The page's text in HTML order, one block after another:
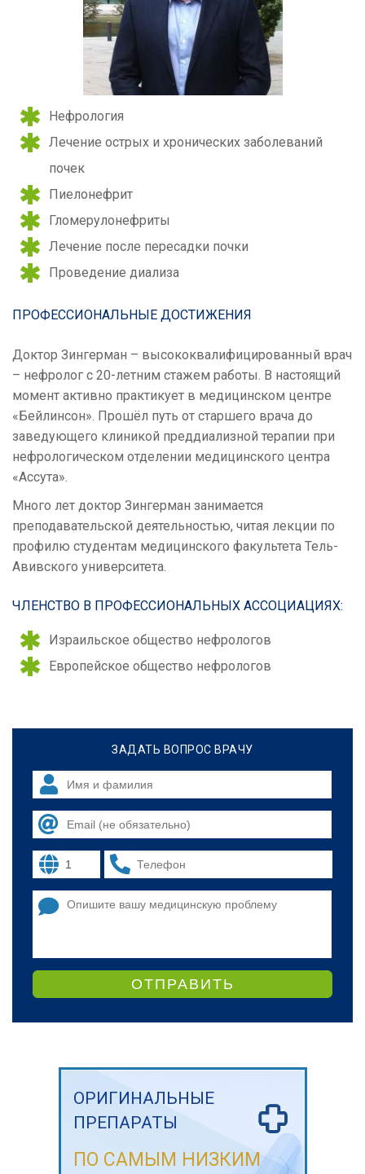
Нефрология
Лечение острых и хронических заболеваний
почек
Пиелонефрит
Гломерулонефриты
Лечение после пересадки почки
Проведение диализа
ПРОФЕССИОНАЛЬНЫЕ ДОСТИЖЕНИЯ
Доктор Зингерман – высококвалифицированный врач
– нефролог с 20-летним стажем работы. В настоящий
момент активно практикует в медицинском центре
«Бейлинсон». Прошёл путь от старшего врача до
заведующего клиникой преддиализной терапии при
нефрологическом отделении медицинского центра
«Ассута».
Много лет доктор Зингерман занимается
преподавательской деятельностью, читая лекции по
профилю студентам медицинского факультета Тель-
Авивского университета.
ЧЛЕНСТВО В ПРОФЕССИОНАЛЬНЫХ АССОЦИАЦИЯХ:
Израильское общество нефрологов
Европейское общество нефрологов
ЗАДАТЬ ВОПРОС ВРАЧУ
ОТПРАВИТЬ
ОРИГИНАЛЬНЫЕ
ПРЕПАРАТЫ
ПО САМЫМ НИЗКИМ